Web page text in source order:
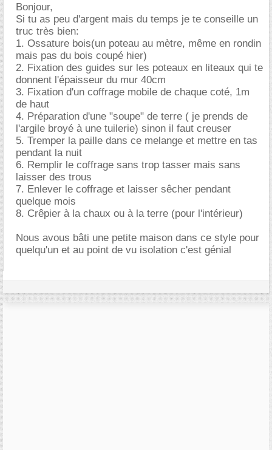
Bonjour,
Si tu as peu d'argent mais du temps je te conseille un
truc très bien:
1. Ossature bois(un poteau au mètre, même en rondin
mais pas du bois coupé hier)
2. Fixation des guides sur les poteaux en liteaux qui te
donnent l'épaisseur du mur 40cm
3. Fixation d'un coffrage mobile de chaque coté, 1m
de haut
4. Préparation d'une "soupe" de terre ( je prends de
l'argile broyé à une tuilerie) sinon il faut creuser
5. Tremper la paille dans ce melange et mettre en tas
pendant la nuit
6. Remplir le coffrage sans trop tasser mais sans
laisser des trous
7. Enlever le coffrage et laisser sêcher pendant
quelque mois
8. Crêpier à la chaux ou à la terre (pour l'intérieur)
Nous avous bâti une petite maison dans ce style pour
quelqu'un et au point de vu isolation c'est génial